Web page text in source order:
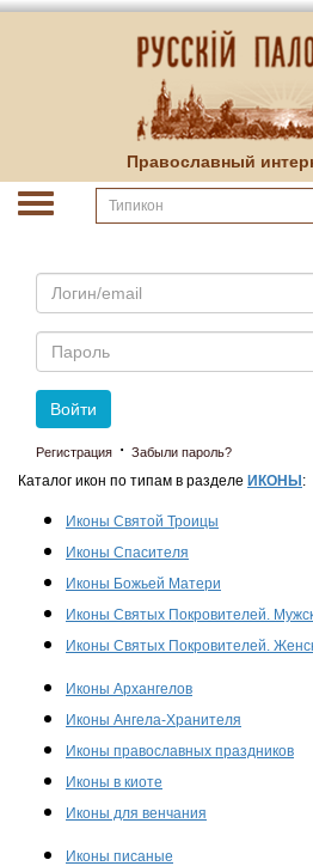
Православный
Email
Пароль
Войти
Регистрация · Забыли пароль?
Каталог икон по типам в разделе ИКОНЫ :
Иконы Святой Троицы
Иконы Спасителя
Иконы Божьей Матери
Иконы Святых Покровителей.
Иконы Святых Покровителей.
Иконы Архангелов
Иконы Ангела-Хранителя
Иконы православных праздников
Иконы в киоте
Иконы для венчания
Иконы писаные